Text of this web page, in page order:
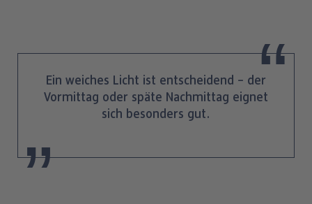
Ein weiches Licht ist entscheidend – der
Vormittag oder späte Nachmittag eignet
sich besonders gut.